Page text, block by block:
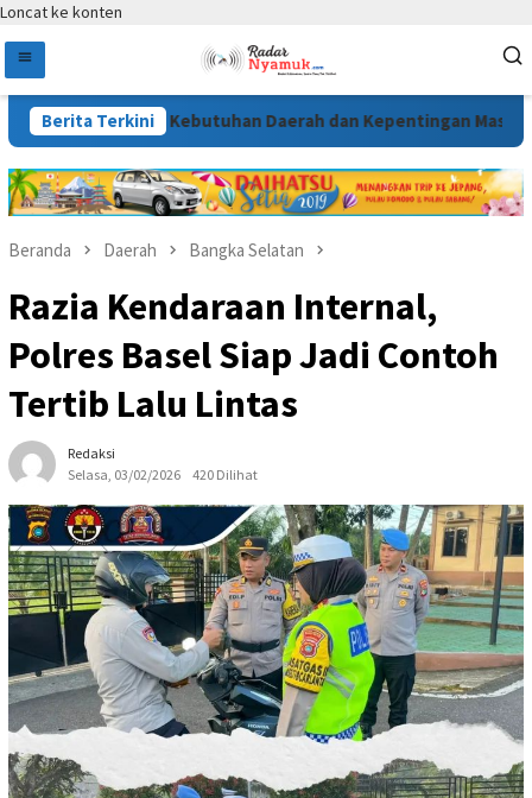
Loncat ke konten
Berita Terkini
Sesuai Kebutuhan Daerah dan Kepentingan Masyarakat
Beranda Daerah Bangka Selatan
Razia Kendaraan Internal,
Polres Basel Siap Jadi Contoh
Tertib Lalu Lintas
Redaksi
Selasa, 03/02/2026
420 Dilihat